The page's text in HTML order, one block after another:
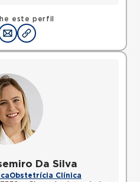
este perfil
Da Silva
Obstetrícia Clínica